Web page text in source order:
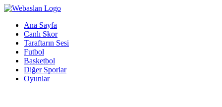
Ana Sayfa
Canlı Skor
Taraftarın Sesi
Futbol
Basketbol
Diğer Sporlar
Oyunlar